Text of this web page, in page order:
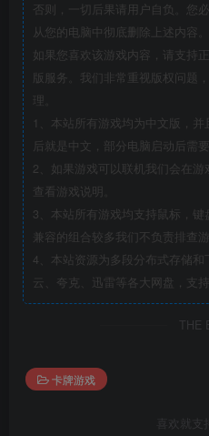
否则，一切后果请用户自负。您
从您的电脑中彻底删除上述内容。
如果您喜欢该游戏内容，请支持
版服务。我们非常重视版权问题
理。
1、本站所有游戏均为中文版，
后就是中文，部分电脑启动后需
2、如果游戏可以联机我们会在
查看游戏说明。
3、本站所有游戏均支持鼠标，键
兼容的组合较多我们不负责排查
4、本站资源为多段分布式存储和
云、夸克、迅雷等各大网盘，支
THE
卡牌游戏
喜欢就